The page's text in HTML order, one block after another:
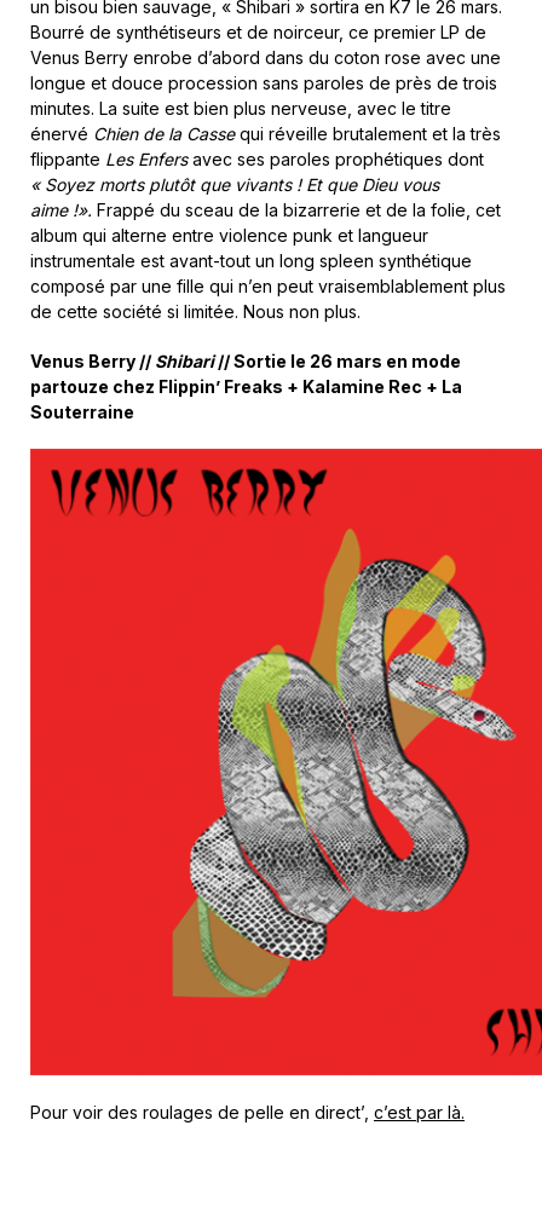
un bisou bien sauvage, « Shibari » sortira en K7 le 26 mars.
Bourré de synthétiseurs et de noirceur, ce premier LP de
Venus Berry enrobe d’abord dans du coton rose avec une
longue et douce procession sans paroles de près de trois
minutes. La suite est bien plus nerveuse, avec le titre
énervé Chien de la Cassequi réveille brutalement et la très
flippante Les Enfersavec ses paroles prophétiques dont
« Soyez morts plutôt que vivants ! Et que Dieu vous
aime !». Frappé du sceau de la bizarrerie et de la folie, cet
album qui alterne entre violence punk et langueur
instrumentale est avant-tout un long spleen synthétique
composé par une fille qui n’en peut vraisemblablement plus
de cette société si limitée. Nous non plus.
Venus Berry // Shibari// Sortie le 26 mars en mode
partouze chez Flippin’ Freaks + Kalamine Rec + La
Souterraine
Pour voir des roulages de pelle en direct’, c’est par là.